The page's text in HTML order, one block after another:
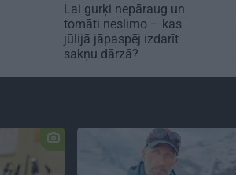
Lai gurķi nepāraug un
tomāti neslimo – kas
jūlijā jāpaspēj izdarīt
sakņu dārzā?